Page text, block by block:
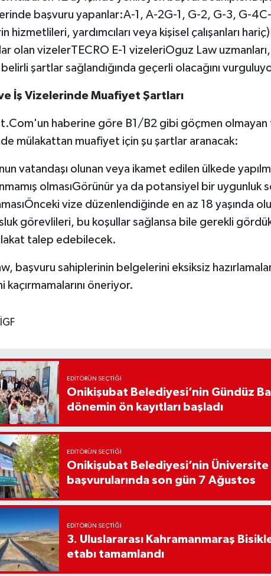
başvuru yapanlar:A-1, A-2G-1, G-2, G-3, G-
hizmetlileri, yardımcıları veya kişisel çalışanları
olan vizelerTECRO E-1 vizeleriOguz Law
belirli şartlar sağlandığında geçerli olacağını
İş Vizelerinde Muafiyet Şartları
haberine göre B1/B2 gibi göçmen olmayan
mülakattan muafiyet için şu şartlar aranacak:
vatandaşı olunan veya ikamet edilen ülkede
olmasıGörünür ya da potansiyel bir uygunluk
vize düzenlendiğinde en az 18 yaşında
görevlileri, bu koşullar sağlansa bile gerekli
talep edebilecek.
başvuru sahiplerinin belgelerini eksiksiz
kaçırmamalarını öneriyor.
İGF
EDITÖRÜN SEÇTIĞI
Onikişubat Belediyesi’nin Gündüz
dönemin ön kayıtları başladı
EDITÖRÜN SEÇTIĞI
Onikişubat Belediyesi’nin Üniversite
başvurularında son gün 7 Ağustos
EDITÖRÜN SEÇTIĞI
3. Uluslararası Kahramanmaraş
etabı tamamlandı